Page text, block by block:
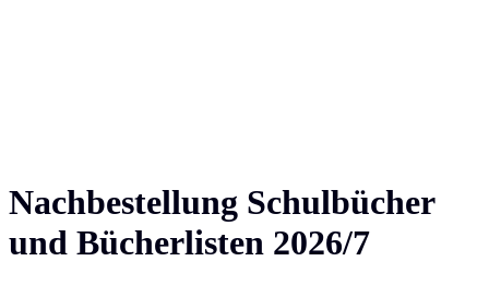
Nachbestellung Schulbücher
und Bücherlisten 2026/7